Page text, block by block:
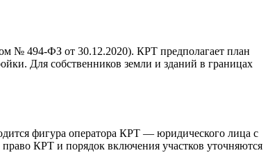
№ 494-ФЗ от 30.12.2020). КРТ предполагает план
Для собственников земли и зданий в границах
фигура оператора КРТ — юридического лица с
КРТ и порядок включения участков уточняются